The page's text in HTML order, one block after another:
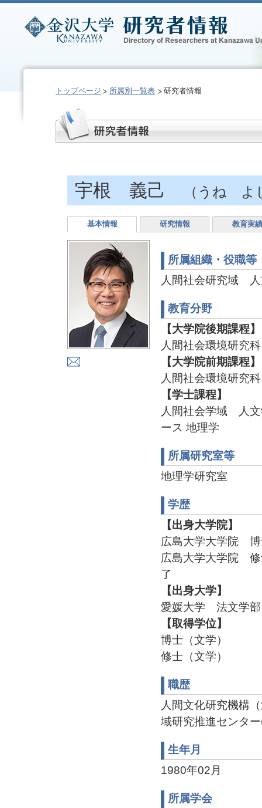
トップページ 所属別一覧表 研究者情報
宇根 義己 （うね よ
基本情報 研究情報 教育実績
所属組織・役職等
人間社会研究域
教育分野
【大学院後期課程】
人間社会環境研究
【大学院前期課程】
人間社会環境研究
【学士課程】
人間社会学域 人文
ース 地理学
所属研究室等
地理学研究室
学歴
【出身大学院】
広島大学大学院
広島大学大学院
了
【出身大学】
愛媛大学 法文学
【取得学位】
博士（文学）
修士（文学）
職歴
人間文化研究機構
域研究推進センタ
生年月
1980年02月
所属学会